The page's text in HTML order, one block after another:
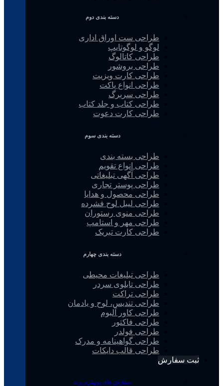
دسته بندی دوم
طراحی ست اوراق اداری
لوگو و لوگوتایپ
طراحی کاتالوگ
طراحی بروشور
طراحی کارت ویزیت
طراحی انواع پاکت
طراحی سربرگ
طراحی کتاب و جلد کتاب
طراحی کارت دعوت
دسته بندی سوم
طراحی بسته بندی
طراحی انواع تقویم
طراحی آگهی تبلیغاتی
طراحی پوستر تجاری
طراحی محصول و هدایا
طراحی لیبل لوح فشرده
طراحی منوی رستوران
طراحی مهر و استامپ
طراحی کارت تبریک
دسته بندی چهارم
طراحی تبلیغات محیطی
طراحی تابلوی سردر
طراحی تراکت
طراحی تندیس، لوح و یادمان
طراحی کاور آلبوم
طراحی فاکتور
طراحی فولدر
طراحی گواهینامه و مدرک
طراحی قالب دایکات
ثبت سفارش
سفارش های یونیفرم برند